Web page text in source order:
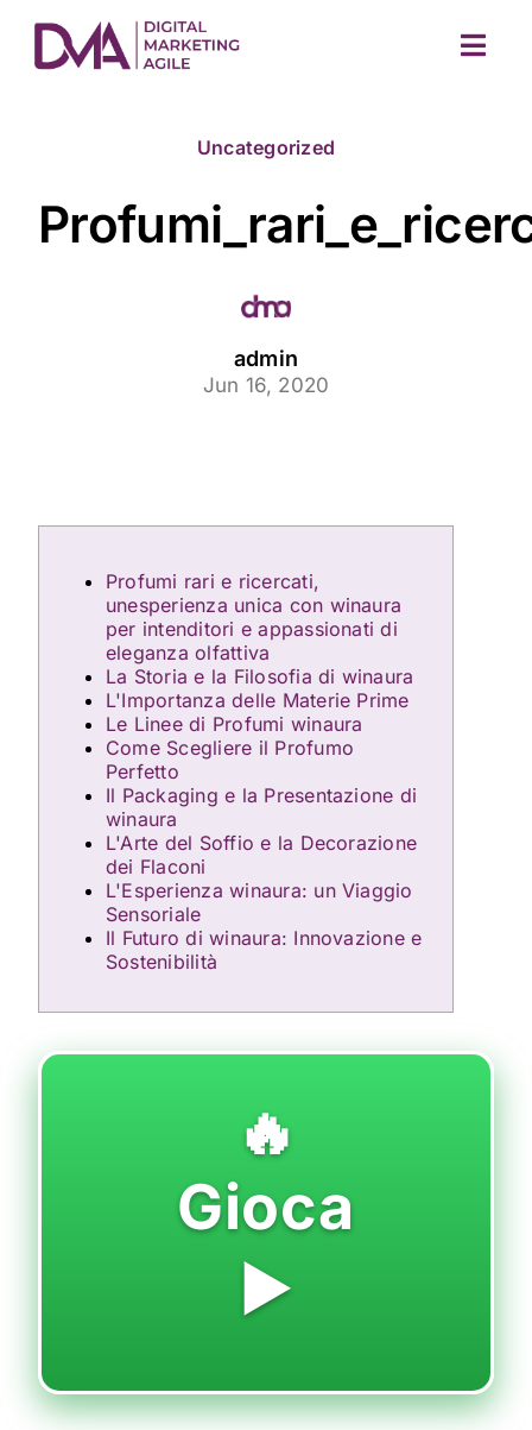
content
Uncategorized
admin
Jun 16, 2020
Profumi rari e ricercati,
unesperienza unica con winaura
per intenditori e appassionati di
eleganza olfattiva
La Storia e la Filosofia di winaura
L'Importanza delle Materie Prime
Le Linee di Profumi winaura
Come Scegliere il Profumo
Perfetto
Il Packaging e la Presentazione di
winaura
L'Arte del Soffio e la Decorazione
dei Flaconi
L'Esperienza winaura: un Viaggio
Sensoriale
Il Futuro di winaura: Innovazione e
Sostenibilità
🔥
Gioca
▶️